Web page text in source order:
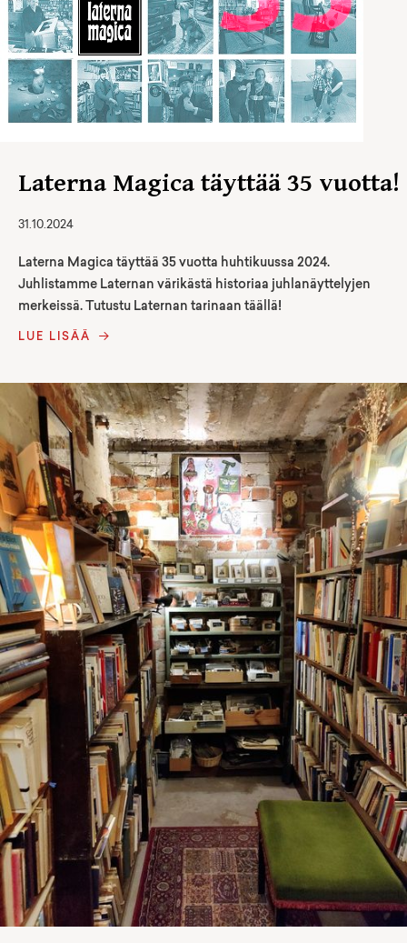
Laterna Magica täyttää 35 vuotta!
31.10.2024
Laterna Magica täyttää 35 vuotta huhtikuussa 2024.
Juhlistamme Laternan värikästä historiaa juhlanäyttelyjen
merkeissä. Tutustu Laternan tarinaan täällä!
LUE LISÄÄ